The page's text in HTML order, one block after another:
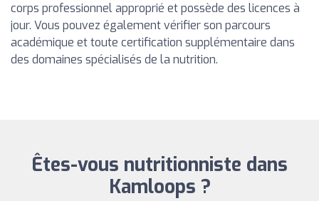
corps professionnel approprié et possède des licences à
jour. Vous pouvez également vérifier son parcours
académique et toute certification supplémentaire dans
des domaines spécialisés de la nutrition.
Êtes-vous nutritionniste dans
Kamloops ?